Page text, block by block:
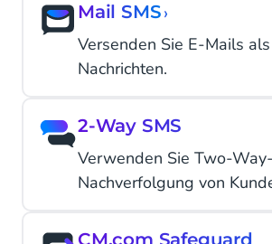
Mail SMS›
Versenden Sie E-Mails
Nachrichten.
2-Way SMS
Verwenden Sie Two-
Nachverfolgung von
CM.com Safeguard